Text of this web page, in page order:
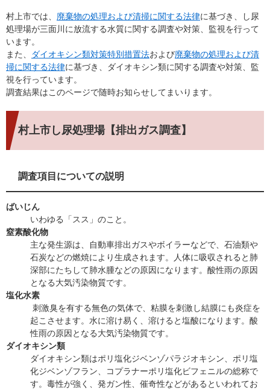
村上市では、 廃棄物の処理および清掃に関する法律に基づき、し尿
処理場が三面川に放流する水質に関する調査や対策、監視を行って
います。
また、
ダイオキシン類対策特別措置法および廃棄物の処理および清
掃に関する法律に基づき、ダイオキシン類に関する調査や対策、監
視を行っています。
調査結果はこのページで随時お知らせしてまいります。
村上市し尿処理場【排出ガス調査】
調査項目についての説明
ばいじん
いわゆる「スス」のこと。
窒素酸化物
主な発生源は、自動車排出ガスやボイラーなどで、石油類や
石炭などの燃焼により生成されます。人体に吸収されると肺
深部にたちして肺水腫などの原因になります。酸性雨の原因
となる大気汚染物質です。
塩化水素
刺激臭を有する無色の気体で、粘膜を刺激し結膜にも炎症を
起こさせます。水に溶け易く、溶けると塩酸になります。酸
性雨の原因となる大気汚染物質です。
ダイオキシン類
ダイオキシン類はポリ塩化ジベンゾパラジオキシン、ポリ塩
化ジベンゾフラン、コプラナーポリ塩化ビフェニルの総称で
す。毒性が強く、発ガン性、催奇性などがあるといわれてお